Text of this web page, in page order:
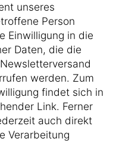
unseres
Person
Einwilligung in die
Daten, die die
werden. Zum
findet sich in
Link. Ferner
auch direkt
Verarbeitung